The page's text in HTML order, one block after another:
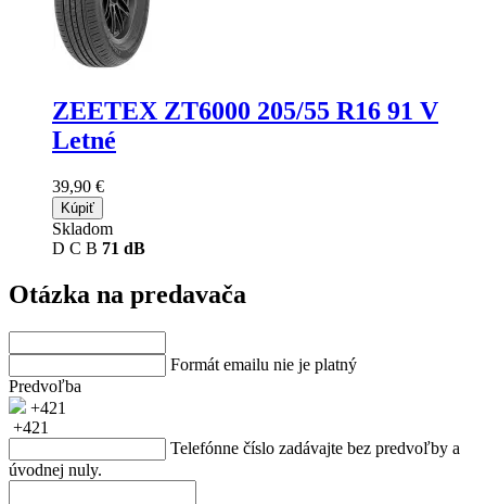
ZEETEX ZT6000 205/55 R16 91 V
Letné
39,90 €
Kúpiť
Skladom
D C B 71 dB
Otázka na predavača
Formát emailu nie je platný
Predvoľba
+421
+421
Telefónne číslo zadávajte bez predvoľby a
úvodnej nuly.